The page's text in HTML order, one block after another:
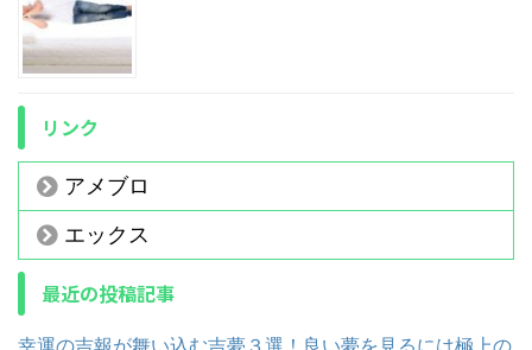
リンク
アメブロ
エックス
最近の投稿記事
幸運の吉報が舞い込む吉夢３選！良い夢を見るには極上の